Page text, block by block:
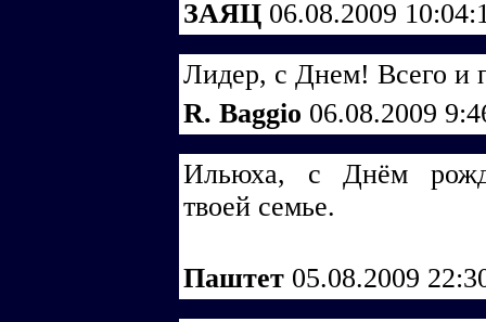
ЗАЯЦ 06.08.2009
Лидер, с Днем! Всего и
R. Baggio 06.08.2009
Ильюха, с Днём
твоей семье.
Паштет 05.08.2009